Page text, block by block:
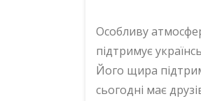
Особливу
підтримує
Його щира
сьогодні має